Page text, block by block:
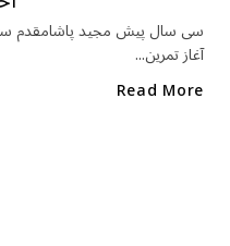
ook
سی سال پیش مجید پاشامقدم
آغاز تمرین...
Read More